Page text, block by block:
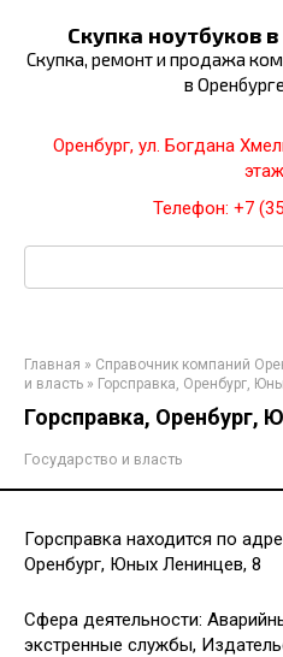
контенту
Скупка ноутбуков
Скупка, ремонт и продажа
в Оренбурге
Оренбург, ул. Богдана
Телефон: +7
Поиск:
Главная » Справочник компаний
и власть » Горсправка, Оренбург,
Горсправка, Оренбург,
Государство и власть
Горсправка находится по
Оренбург, Юных Ленинцев, 8
Сфера деятельности:
экстренные службы,